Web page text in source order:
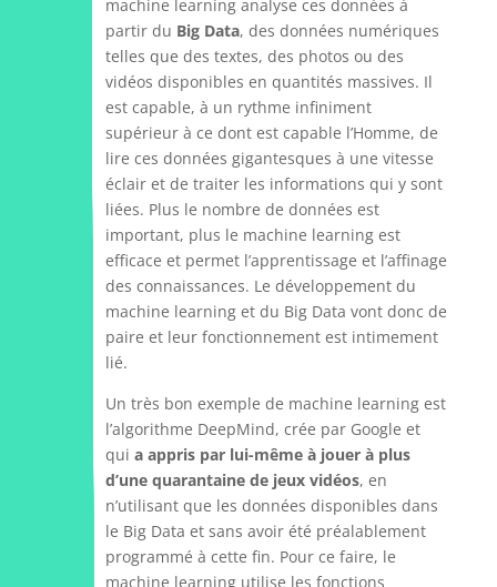
machine learning analyse ces données à
partir du Big Data, des données numériques
telles que des textes, des photos ou des
vidéos disponibles en quantités massives. Il
est capable, à un rythme infiniment
supérieur à ce dont est capable l’Homme, de
lire ces données gigantesques à une vitesse
éclair et de traiter les informations qui y sont
liées. Plus le nombre de données est
important, plus le machine learning est
efficace et permet l’apprentissage et l’affinage
des connaissances. Le développement du
machine learning et du Big Data vont donc de
paire et leur fonctionnement est intimement
lié.
Un très bon exemple de machine learning est
l’algorithme DeepMind, crée par Google et
qui a appris par lui-même à jouer à plus
d’une quarantaine de jeux vidéos, en
n’utilisant que les données disponibles dans
le Big Data et sans avoir été préalablement
programmé à cette fin. Pour ce faire, le
machine learning utilise les fonctions